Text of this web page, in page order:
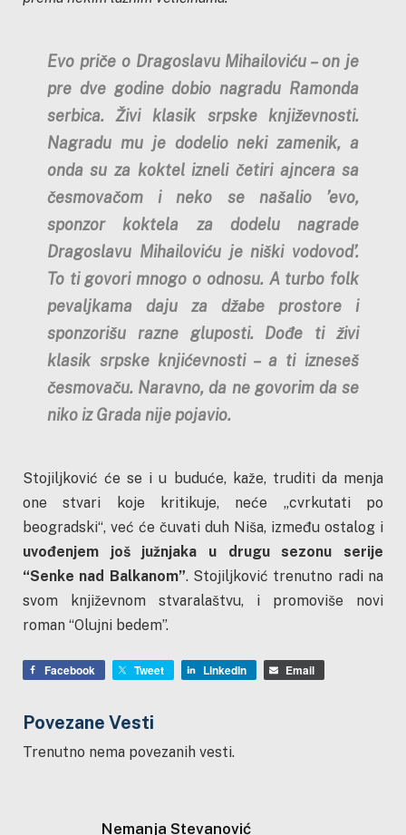
Evo priče o Dragoslavu Mihailoviću – on je
pre dve godine dobio nagradu Ramonda
serbica. Živi klasik srpske književnosti.
Nagradu mu je dodelio neki zamenik, a
onda su za koktel izneli četiri ajncera sa
česmovačom i neko se našalio ’evo,
sponzor koktela za dodelu nagrade
Dragoslavu Mihailoviću je niški vodovod’.
To ti govori mnogo o odnosu. A turbo folk
pevaljkama daju za džabe prostore i
sponzorišu razne gluposti. Dođe ti živi
klasik srpske knjićevnosti – a ti izneseš
česmovaču. Naravno, da ne govorim da se
niko iz Grada nije pojavio.
Stojiljković će se i u buduće, kaže, truditi da menja
one stvari koje kritikuje, neće „cvrkutati po
beogradski“, već će čuvati duh Niša, između ostalog i
uvođenjem još južnjaka u drugu sezonu serije
“Senke nad Balkanom”. Stojiljković trenutno radi na
svom književnom stvaralaštvu, i promoviše novi
roman “Olujni bedem”.
Facebook Tweet LinkedIn Email
Povezane Vesti
Trenutno nema povezanih vesti.
Nemanja Stevanović